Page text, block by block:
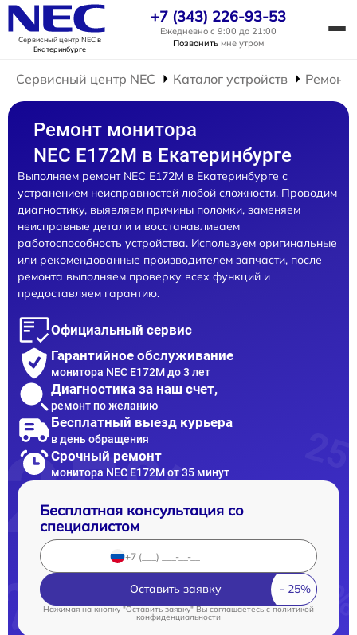
Сервисный центр NECв
Екатеринбурге
+7 (343) 226-93-53
Ежедневно с 9:00 до 21:00
Позвонить мне утром
Сервисный центр NEC Каталог устройств Ремонт
Ремонт монитора
NEC E172M в Екатеринбурге
Выполняем ремонт NEC E172M в Екатеринбурге с
устранением неисправностей любой сложности. Проводим
диагностику, выявляем причины поломки, заменяем
неисправные детали и восстанавливаем
работоспособность устройства. Используем оригинальные
или рекомендованные производителем запчасти, после
ремонта выполняем проверку всех функций и
предоставляем гарантию.
Официальный сервис
Гарантийное обслуживание
монитора NEC E172M до 3 лет
Диагностика за наш счет,
ремонт по желанию
Бесплатный выезд курьера
в день обращения
Срочный ремонт
монитора NEC E172M от 35 минут
Бесплатная консультация со
специалистом
Оставить заявку
Нажимая на кнопку "Оставить заявку" Вы соглашаетесь cполитикой
конфиденциальности